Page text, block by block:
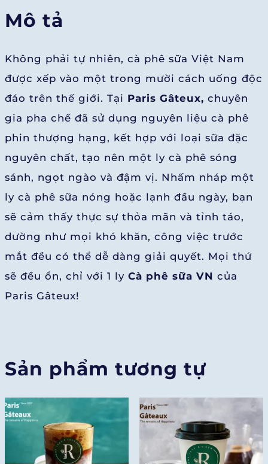
Mô tả
Không phải tự nhiên, cà phê sữa Việt Nam
được xếp vào một trong mười cách uống độc
đáo trên thế giới. Tại Paris Gâteux, chuyên
gia pha chế đã sử dụng nguyên liệu cà phê
phin thượng hạng, kết hợp với loại sữa đặc
nguyên chất, tạo nên một ly cà phê sóng
sánh, ngọt ngào và đậm vị. Nhấm nháp một
ly cà phê sữa nóng hoặc lạnh đầu ngày, bạn
sẽ cảm thấy thực sự thỏa mãn và tỉnh táo,
dường như mọi khó khăn, công việc trước
mắt đều có thể dễ dàng giải quyết. Mọi thứ
sẽ đều ổn, chỉ với 1 ly Cà phê sữa VN của
Paris Gâteux!
Sản phẩm tương tự